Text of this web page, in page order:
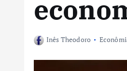
Inês Theodoro